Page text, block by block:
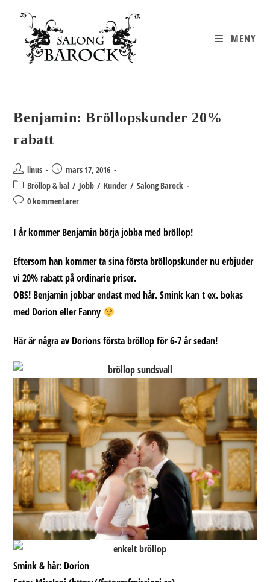
innehållet
MENY
Benjamin: Bröllopskunder 20%
rabatt
Inläggsförfattare:
linus
Inlägget
publicerat:
mars 17, 2016
Inläggskategori:
Bröllop & bal / Jobb / Kunder / Salong Barock
Kommentarer
inlägget:
0 kommentarer
I år kommer Benjamin börja jobba med bröllop!
Eftersom han kommer ta sina första bröllopskunder nu erbjuder
vi 20% rabatt på ordinarie priser.
OBS! Benjamin jobbar endast med hår. Smink kan t ex. bokas
med Dorion eller Fanny
Här är några av Dorions första bröllop för 6-7 år sedan!
Smink & hår: Dorion